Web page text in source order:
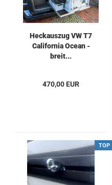
Heckauszug VW T7
California Ocean -
breit...
470,00 EUR
TOP